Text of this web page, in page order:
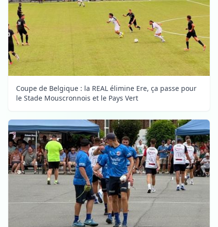
Coupe de Belgique : la REAL élimine Ere, ça passe pour
le Stade Mouscronnois et le Pays Vert